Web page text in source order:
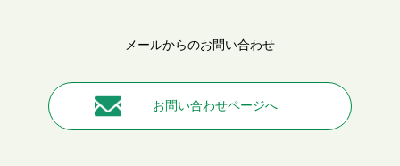
メールからのお問い合わせ
お問い合わせページへ